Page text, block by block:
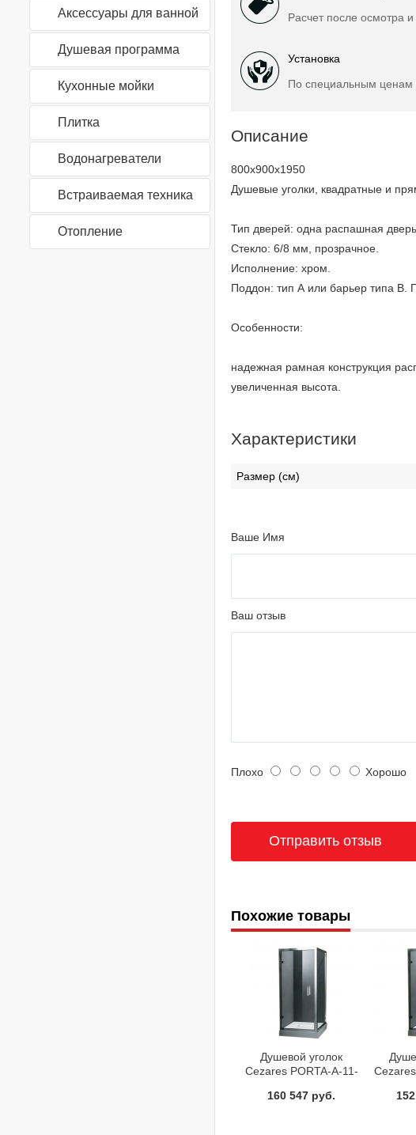
Аксессуары для ванной
Душевая программа
Кухонные мойки
Плитка
Водонагреватели
Встраиваемая техника
Отопление
Расчет после осмотра и
Установка
По специальным ценам
Описание
800x900x1950
Душевые уголки, квадратные и
Тип дверей: одна распашная дверь.
Стекло: 6/8 мм, прозрачное.
Исполнение: хром.
Поддон: тип А или барьер типа В.
Особенности:
надежная рамная конструкция
увеличенная высота.
Характеристики
Размер (см)
Ваше Имя
Ваш отзыв
Плохо Хорошо
Похожие товары
Душевой уголок
Cezares PORTA-A-11-
160 547 руб.